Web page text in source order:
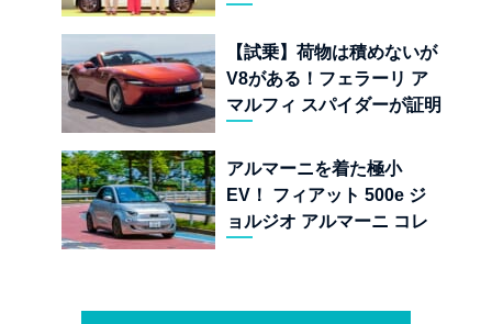
界
【試乗】荷物は積めないが
V8がある！フェラーリ ア
マルフィ スパイダーが証明
ーの至福
アルマーニを着た極小
EV！ フィアット 500e ジ
ョルジオ アルマーニ コレ